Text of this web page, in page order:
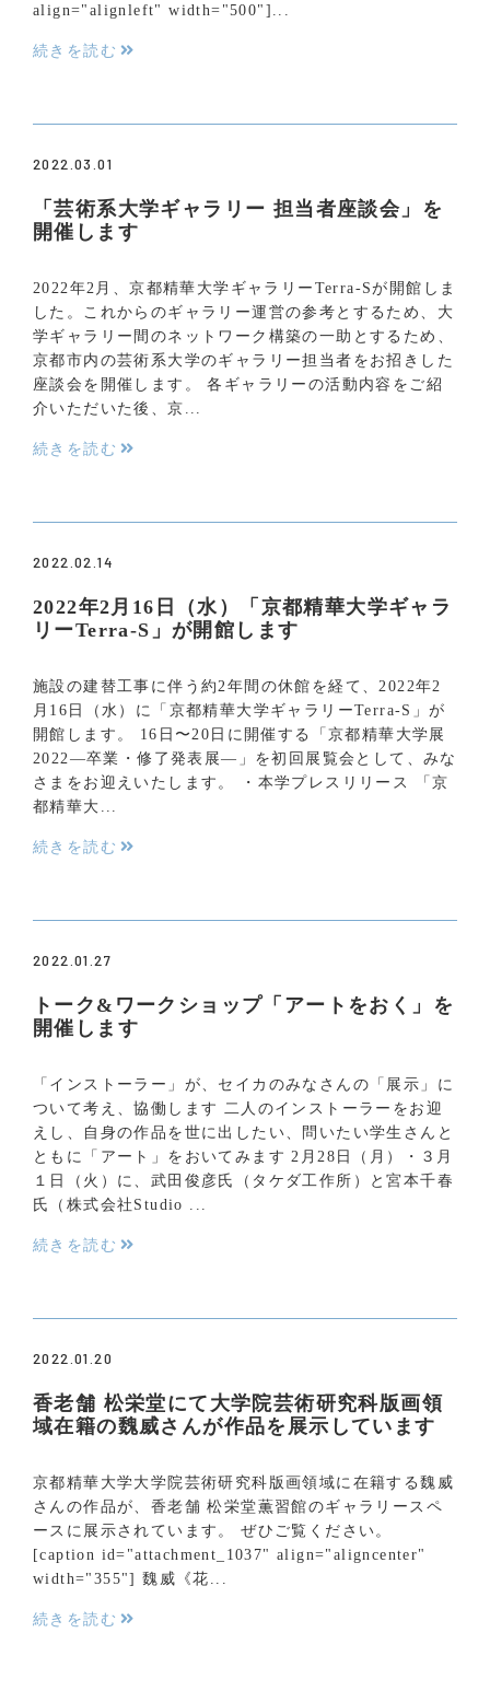
align="alignleft" width="500"]...
続きを読む
2022.03.01
「芸術系大学ギャラリー 担当者座談会」を
開催します
2022年2月、京都精華大学ギャラリーTerra-Sが開館しま
した。これからのギャラリー運営の参考とするため、大
学ギャラリー間のネットワーク構築の一助とするため、
京都市内の芸術系大学のギャラリー担当者をお招きした
座談会を開催します。 各ギャラリーの活動内容をご紹
介いただいた後、京...
続きを読む
2022.02.14
2022年2月16日（水）「京都精華大学ギャラ
リーTerra-S」が開館します
施設の建替工事に伴う約2年間の休館を経て、2022年2
月16日（水）に「京都精華大学ギャラリーTerra-S」が
開館します。 16日〜20日に開催する「京都精華大学展
2022—卒業・修了発表展—」を初回展覧会として、みな
さまをお迎えいたします。 ・本学プレスリリース 「京
都精華大...
続きを読む
2022.01.27
トーク&ワークショップ「アートをおく」を
開催します
「インストーラー」が、セイカのみなさんの「展示」に
ついて考え、協働します 二人のインストーラーをお迎
えし、自身の作品を世に出したい、問いたい学生さんと
ともに「アート」をおいてみます 2月28日（月）・３月
１日（火）に、武田俊彦氏（タケダ工作所）と宮本千春
氏（株式会社Studio ...
続きを読む
2022.01.20
香老舗 松栄堂にて大学院芸術研究科版画領
域在籍の魏威さんが作品を展示しています
京都精華大学大学院芸術研究科版画領域に在籍する魏威
さんの作品が、香老舗 松栄堂薫習館のギャラリースペ
ースに展示されています。 ぜひご覧ください。
[caption id="attachment_1037" align="aligncenter"
width="355"] 魏威《花...
続きを読む